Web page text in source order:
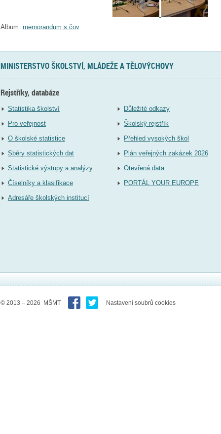
Album: memorandum s čov
MINISTERSTVO ŠKOLSTVÍ, MLÁDEŽE A TĚLOVÝCHOVY
Rejstříky, databáze
Statistika školství
Pro veřejnost
O školské statistice
Sběry statistických dat
Statistické výstupy a analýzy
Číselníky a klasifikace
Adresáře školských institucí
Důležité odkazy
Školský rejstřík
Přehled vysokých škol
Plán veřejných zakázek 2026
Otevřená data
PORTÁL YOUR EUROPE
© 2013 – 2026 MŠMT Nastavení soubrů cookies